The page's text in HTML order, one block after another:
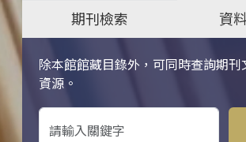
期刊檢索
資
除本館館藏目錄外，可同時查詢期刊
資源。
關鍵字搜尋